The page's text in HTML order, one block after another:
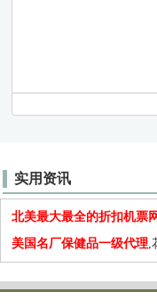
实用资讯
北美最大最全的折扣机票
美国名厂保健品一级代理,